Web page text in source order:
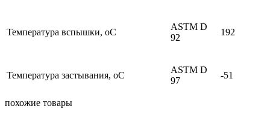
Температура вспышки, оС
ASTM D
92
192
Температура застывания, оС
ASTM D
97
-51
похожие товары